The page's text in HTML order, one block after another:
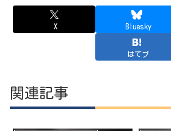
X Bluesky
はてブ
関連記事